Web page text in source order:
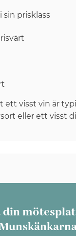
sin prisklass
ett visst vin är
eller ett visst